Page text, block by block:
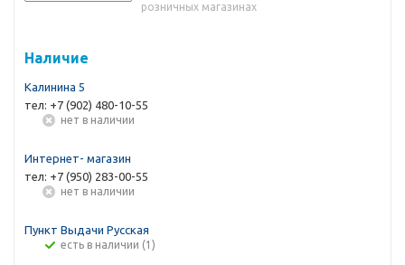
розничных магазинах
Наличие
Калинина 5
тел: +7 (902) 480-10-55
Нет в наличии
Интернет- магазин
тел: +7 (950) 283-00-55
Нет в наличии
Пункт Выдачи Русская
Есть в наличии (1)